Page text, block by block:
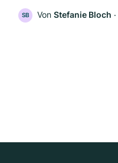
SB Von Stefanie Bloch ‧